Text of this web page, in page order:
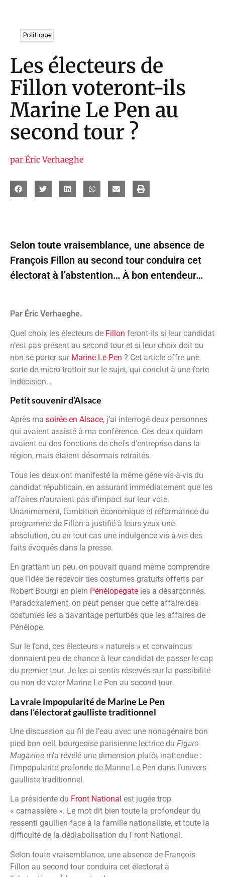
Politique
Les électeurs de
Fillon voteront-ils
Marine Le Pen au
second tour ?
par Éric Verhaeghe
Selon toute vraisemblance, une absence de
François Fillon au second tour conduira cet
électorat à l’abstention… À bon entendeur…
Par Éric Verhaeghe.
Quel choix les électeurs de Fillon feront-ils si leur candidat
n’est pas présent au second tour et si leur choix doit ou
non se porter sur Marine Le Pen ? Cet article offre une
sorte de micro-trottoir sur le sujet, qui conclut à une forte
indécision…
Petit souvenir d’Alsace
Après ma soirée en Alsace, j’ai interrogé deux personnes
qui avaient assisté à ma conférence. Ces deux quidam
avaient eu des fonctions de chefs d’entreprise dans la
région, mais étaient désormais retraités.
Tous les deux ont manifesté la même gêne vis-à-vis du
candidat républicain, en assurant immédiatement que les
affaires n’auraient pas d’impact sur leur vote.
Unanimement, l’ambition économique et réformatrice du
programme de Fillon a justifié à leurs yeux une
absolution, ou en tout cas une indulgence vis-à-vis des
faits évoqués dans la presse.
En grattant un peu, on pouvait quand même comprendre
que l’idée de recevoir des costumes gratuits offerts par
Robert Bourgi en plein Pénélopegate les a désarçonnés.
Paradoxalement, on peut penser que cette affaire des
costumes les a davantage perturbés que les affaires de
Pénélope.
Sur le fond, ces électeurs « naturels » et convaincus
donnaient peu de chance à leur candidat de passer le cap
du premier tour. Je les ai sentis réservés sur la possibilité
ou non de voter Marine Le Pen au second tour.
La vraie impopularité de Marine Le Pen
dans l’électorat gaulliste traditionnel
Une discussion au fil de l’eau avec une nonagénaire bon
pied bon oeil, bourgeoise parisienne lectrice du Figaro
Magazine m’a révélé une dimension plutôt inattendue :
l’impopularité profonde de Marine Le Pen dans l’univers
gaulliste traditionnel.
La présidente du Front National est jugée trop
« carnassière ». Le mot dit bien toute la profondeur du
ressenti gaullien face à la famille nationaliste, et toute la
difficulté de la dédiabolisation du Front National.
Selon toute vraisemblance, une absence de François
Fillon au second tour conduira cet électorat à